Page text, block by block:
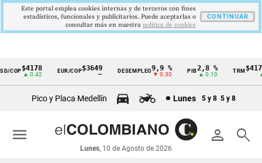
Cintillo
económicos
Colombia
COP$4178
▲ 0.42
EUR/COP$3649 DESEMPLEO 9,9 %
▼ 0.30
PIB2,8 %
▲ 0.10
TRM
▲
Pico y Placa Medellín Lunes 5 y 8 5 y 8
person search
Lunes, 10 de Agosto de 2026
menu
Este portal emplea cookies internas y de terceros con fines
estadísticos, funcionales y publicitarios. Puede aceptarlas o
consultar más en nuestra politica de cookies
CONTINUAR